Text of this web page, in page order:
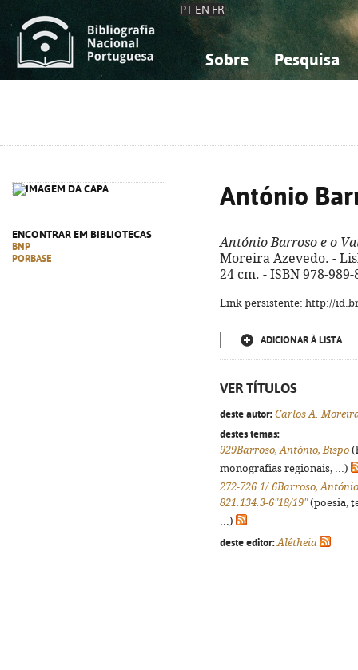
PT EN FR
Sobre Pesquisa
ENCONTRAR EM BIBLIOTECAS
BNP
PORBASE
António
António Barroso e o
Moreira Azevedo. -
24 cm. - ISBN 978-989-
Link persistente: http://
ADICIONAR À LISTA
VER TÍTULOS
deste autor: Carlos A.
destes temas:
929Barroso, António, Bispo
monografias regionais, ...)
272-726.1/.6Barroso,
821.134.3-6"18/19"(poesia,
...)
deste editor: Alêtheia